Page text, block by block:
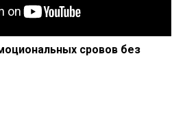
сровов без